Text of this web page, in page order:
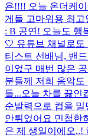
욘!!!! 오늘 온더케
게들 고마워용 최고
: B 공연! 오늘도 행
🤍 유튜브 채널로
티스트 선배님, 밴
이었구 매번 많은
분들께 저희 음악도
들...오늘 차를 끓인
순발력으로 컵을 밀
안튀었어요 민첩한
은 제 생일이에오..!